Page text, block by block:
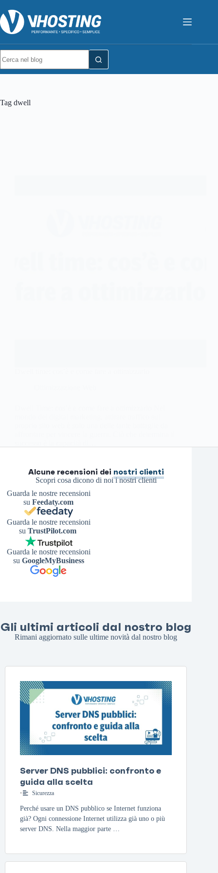
Tag dwell
Alcune recensioni dei nostri clienti
Scopri cosa dicono di noi i nostri clienti
Guarda le nostre recensioni
suFeedaty.com
Guarda le nostre recensioni
su TrustPilot.com
Guarda le nostre recensioni
su GoogleMyBusiness
Gli ultimi articoli dal nostro blog
Rimani aggiornato sulle ultime novità dal nostro blog
Server DNS pubblici: confronto e
guida alla scelta
• Sicurezza
Perché usare un DNS pubblico se Internet funziona
già? Ogni connessione Internet utilizza già uno o più
server DNS. Nella maggior parte …